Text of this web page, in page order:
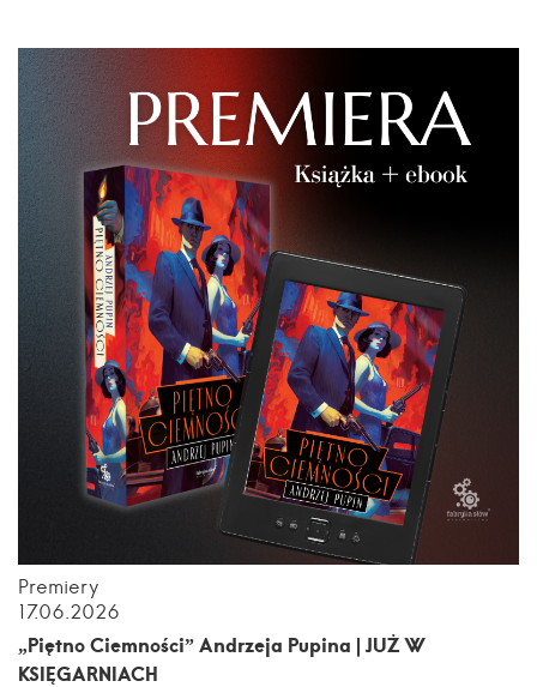
Premiery
17.06.2026
„Piętno Ciemności” Andrzeja Pupina | JUŻ W
KSIĘGARNIACH